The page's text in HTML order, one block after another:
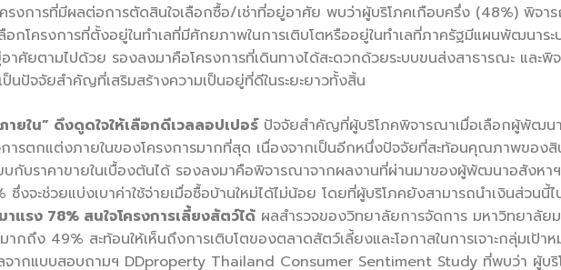
รงการที่มีผลต่อการตัดสินใจเลือกซื้อ/เช่าที่อยู่อาศัย พบว่าผู้บริโภคเกือบครึ่ง (48%) พิจา
กโครงการที่ตั้งอยู่ในทำเลที่มีศักยภาพในการเติบโตหรืออยู่ในทำเลที่ภาครัฐมีแผนพัฒนาระ
าศัยตามไปด้วย รองลงมาคือโครงการที่เดินทางได้สะดวกด้วยระบบขนส่งสาธารณะ และ
นปัจจัยสำคัญที่เสริมสร้างความเป็นอยู่ที่ดีในระยะยาวทั้งสิ้น
ยใน” ดึงดูดใจให้เลือกดีเวลลอปเปอร์ปัจจัยสำคัญที่ผู้บริโภคพิจารณาเมื่อเลือกผู้พัฒน
ตกแต่งภายในของโครงการมากที่สุด เนื่องจากเป็นอีกหนึ่งปัจจัยที่สะท้อนคุณภาพของสิน
กับราคาขายในเบื้องต้นได้ รองลงมาคือพิจารณาจากผลงานที่ผ่านมาของผู้พัฒนาอสังหา
งจะช่วยแบ่งเบาค่าใช้จ่ายเมื่อซื้อบ้านใหม่ได้ไม่น้อย โดยที่ผู้บริโภคยังสามารถนำเงินส่วนนี้
มาแรง 78% สนใจโครงการเลี้ยงสัตว์ได้ ผลสำรวจของวิทยาลัยการจัดการ มหาวิทยาลัย
กถึง 49% สะท้อนให้เห็นถึงการเติบโตของตลาดสัตว์เลี้ยงและโอกาสในการเจาะกลุ่มเป้
กแบบสอบถามฯ DDproperty Thailand Consumer Sentiment Study ที่พบว่า ผู้บริโ